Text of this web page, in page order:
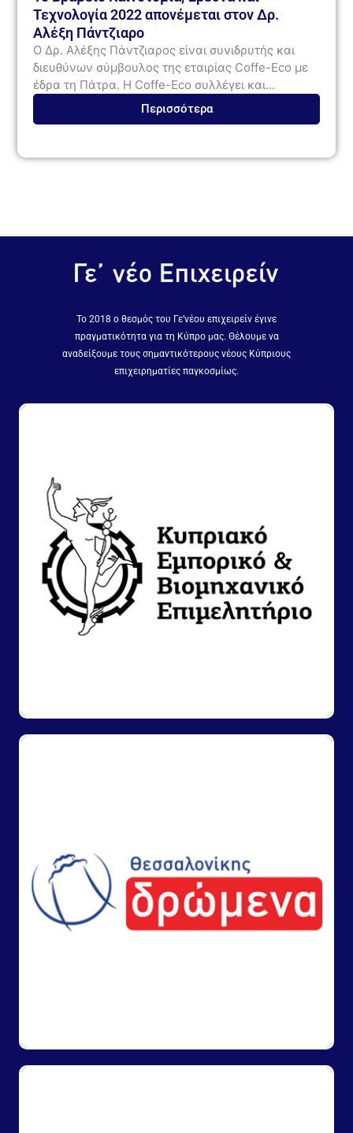
Τεχνολογία 2022 απονέμεται στον Δρ.
Αλέξη Πάντζιαρο
Ο Δρ. Αλέξης Πάντζιαρος είναι συνιδρυτής και
διευθύνων σύμβουλος της εταιρίας Coffe-Eco με
έδρα τη Πάτρα. Η Coffe-Eco συλλέγει και...
Περισσότερα
Το 2018 ο θεσμός του Γε’νέου επιχειρείν έγινε
πραγματικότητα για τη Κύπρο μας. Θέλουμε να
αναδείξουμε τους σημαντικότερους νέους Κύπριους
επιχειρηματίες παγκοσμίως.